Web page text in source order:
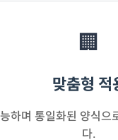
🏢
맞춤형 적
하며 통일화된 양식으
다.